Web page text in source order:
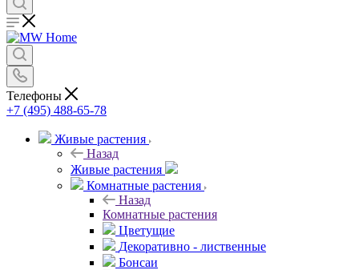
Телефоны
+7 (495) 488-65-78
Живые растения
Назад
Живые растения
Комнатные растения
Назад
Комнатные растения
Цветущие
Декоративно - лиственные
Бонсаи